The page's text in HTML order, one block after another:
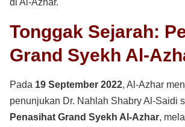
di Al-Azhar.
Tonggak Sejarah:
Grand Syekh Al-
Pada 19 September 2022, Al-Azhar
penunjukan Dr. Nahlah Shabry Al-Saidi
Penasihat Grand Syekh Al-Azhar,